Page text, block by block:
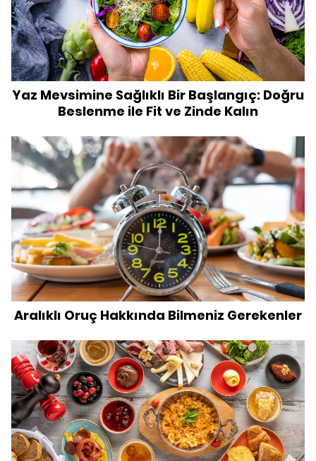
Yaz Mevsimine Sağlıklı Bir Başlangıç: Doğru
Beslenme ile Fit ve Zinde Kalın
Aralıklı Oruç Hakkında Bilmeniz Gerekenler